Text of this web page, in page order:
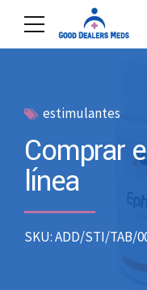
estimulantes
Comprar
línea
SKU: ADD/STI/TAB/